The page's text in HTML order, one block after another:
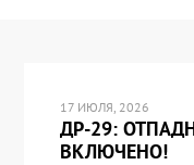
17 ИЮЛЯ, 2026
ДР-29:
ВКЛЮЧЕНО!